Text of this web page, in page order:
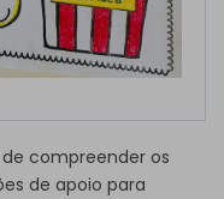
compreender os
de apoio para